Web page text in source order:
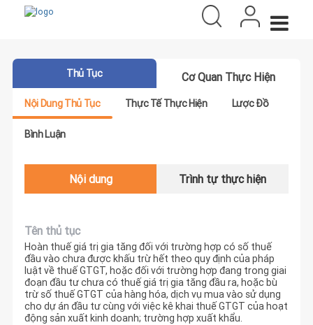
Thủ Tục Cơ Quan Thực Hiện
Nội Dung Thủ Tục Thực Tế Thực Hiện Lược Đồ
Bình Luận
Nội dung Trình tự thực hiện
Tên thủ tục
Hoàn thuế giá trị gia tăng đối với trường hợp có số thuế
đầu vào chưa được khấu trừ hết theo quy định của pháp
luật về thuế GTGT, hoặc đối với trường hợp đang trong giai
đoạn đầu tư chưa có thuế giá trị gia tăng đầu ra, hoặc bù
trừ số thuế GTGT của hàng hóa, dịch vụ mua vào sử dụng
cho dự án đầu tư cùng với việc kê khai thuế GTGT của hoạt
động sản xuất kinh doanh; trường hợp xuất khẩu.